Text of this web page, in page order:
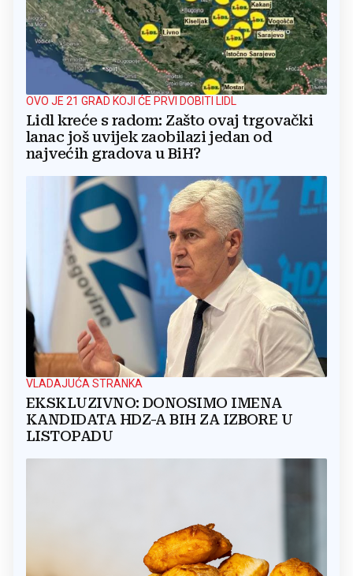
OVO JE 21 GRAD KOJI ĆE PRVI DOBITI LIDL
Lidl kreće s radom: Zašto ovaj trgovački
lanac još uvijek zaobilazi jedan od
najvećih gradova u BiH?
VLADAJUĆA STRANKA
EKSKLUZIVNO: DONOSIMO IMENA
KANDIDATA HDZ-A BIH ZA IZBORE U
LISTOPADU